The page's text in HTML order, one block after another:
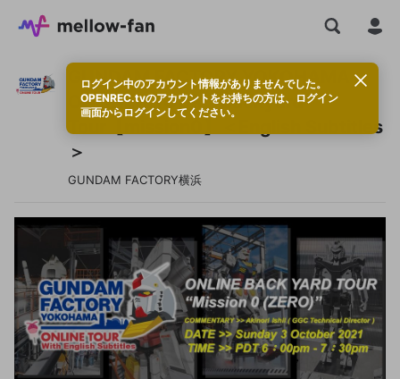
ログイン中のアカウント情報がありませんでした。
OPENREC.tvのアカウントをお持ちの方は、ログイン
画面からログインしてください。
GUNDAM FACTORY YOKOHAMA
ONLINE TOUR Backyard
Tour【mission0】＜English Subtitles
＞
GUNDAM FACTORY横浜